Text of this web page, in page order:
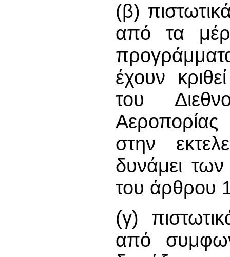
(β)
από τα
έχουν
του
στην
δυνάμει
του άρθρου
(γ)
από